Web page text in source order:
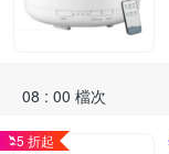
08 : 00 檔次
5 折起